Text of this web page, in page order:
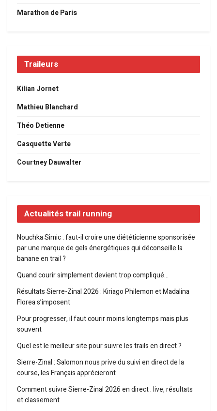
Marathon de Paris
Traileurs
Kilian Jornet
Mathieu Blanchard
Théo Detienne
Casquette Verte
Courtney Dauwalter
Actualités trail running
Nouchka Simic : faut-il croire une diététicienne sponsorisée
par une marque de gels énergétiques qui déconseille la
banane en trail ?
Quand courir simplement devient trop compliqué…
Résultats Sierre-Zinal 2026 : Kiriago Philemon et Madalina
Florea s’imposent
Pour progresser, il faut courir moins longtemps mais plus
souvent
Quel est le meilleur site pour suivre les trails en direct ?
Sierre-Zinal : Salomon nous prive du suivi en direct de la
course, les Français apprécieront
Comment suivre Sierre-Zinal 2026 en direct : live, résultats
et classement